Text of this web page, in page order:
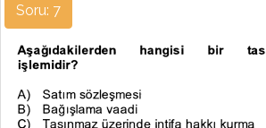
Soru: 7